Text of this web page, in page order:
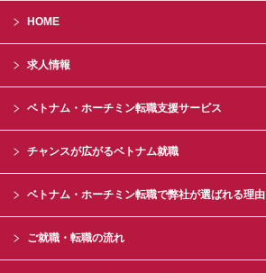
HOME
求人情報
ベトナム・ホーチミン転職支援サービス
チャンスが広がるベトナム就職
ベトナム・ホーチミン転職で弊社が選ばれる理由
ご就職・転職の流れ